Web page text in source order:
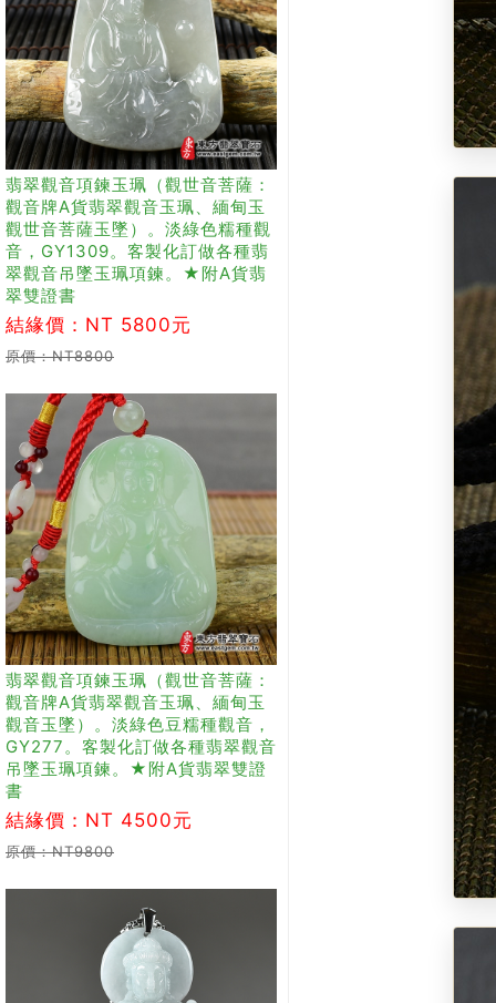
翡翠觀音項鍊玉珮（觀世音菩薩：
觀音牌A貨翡翠觀音玉珮、緬甸玉
觀世音菩薩玉墜）。淡綠色糯種觀
音，GY1309。客製化訂做各種翡
翠觀音吊墜玉珮項鍊。★附A貨翡
翠雙證書
結緣價：NT 5800元
原價：NT8800
翡翠觀音項鍊玉珮（觀世音菩薩：
觀音牌A貨翡翠觀音玉珮、緬甸玉
觀音玉墜）。淡綠色豆糯種觀音，
GY277。客製化訂做各種翡翠觀音
吊墜玉珮項鍊。★附A貨翡翠雙證
書
結緣價：NT 4500元
原價：NT9800